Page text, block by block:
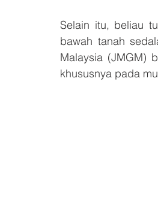
Selain itu, beliau
bawah tanah
Malaysia (JMGM)
khususnya pada